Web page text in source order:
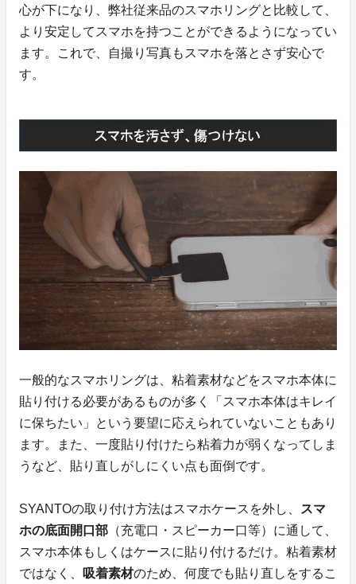
心が下になり、弊社従来品のスマホリングと比較して、
より安定してスマホを持つことができるようになってい
ます。これで、自撮り写真もスマホを落とさず安心で
す。
一般的なスマホリングは、粘着素材などをスマホ本体に
貼り付ける必要があるものが多く「スマホ本体はキレイ
に保ちたい」という要望に応えられていないこともあり
ます。また、一度貼り付けたら粘着力が弱くなってしま
うなど、貼り直しがしにくい点も面倒です。
SYANTOの取り付け方法はスマホケースを外し、
スマ
ホの底面開口部 （充電口・スピーカー口等）に通して、
スマホ本体もしくはケースに貼り付けるだけ。粘着素材
ではなく、
吸着素材のため、何度でも貼り直しをするこ